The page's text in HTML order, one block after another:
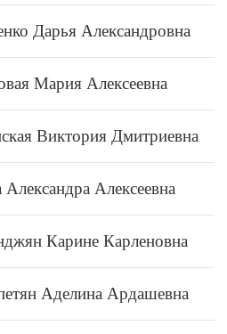
Дарья Александровна
Мария Алексеевна
Виктория Дмитриевна
Александра Алексеевна
Карине Карленовна
Аделина Ардашевна